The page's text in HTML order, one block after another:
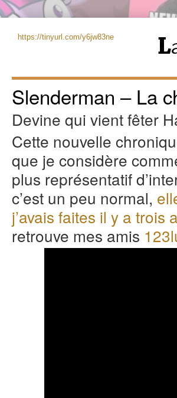
https://tinyurl.com/y6jw83ne
Slenderman – La
Devine qui vient fêter
Cette nouvelle
que je considère
plus représentatif
c’est un peu normal,
j’avais faites il y a trois
retrouve mes amis